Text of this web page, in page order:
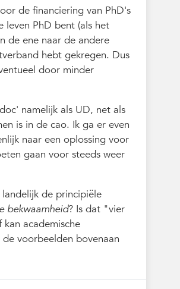
de financiering van PhD's
leven PhD bent (als het
de ene naar de andere
hebt gekregen. Dus
door minder
namelijk als UD, net als
is in de cao. Ik ga er even
naar een oplossing voor
gaan voor steeds weer
de principiële
bekwaamheid? Is dat "vier
academische
voorbeelden bovenaan